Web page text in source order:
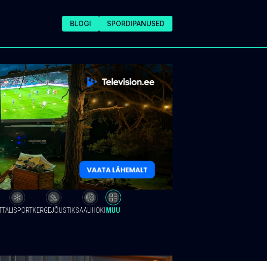
BLOGI SPORDIPANUSED
TALISPORTKERGEJÕUSTIKSAALIHOKI MUU